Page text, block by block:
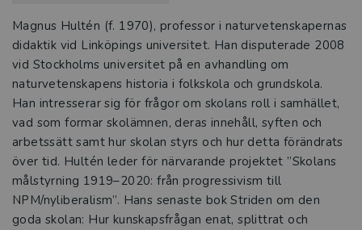
Magnus Hultén (f. 1970), professor i naturvetenskapernas
didaktik vid Linköpings universitet. Han disputerade 2008
vid Stockholms universitet på en avhandling om
naturvetenskapens historia i folkskola och grundskola.
Han intresserar sig för frågor om skolans roll i samhället,
vad som formar skolämnen, deras innehåll, syften och
arbetssätt samt hur skolan styrs och hur detta förändrats
över tid. Hultén leder för närvarande projektet ”Skolans
målstyrning 1919–2020: från progressivism till
NPM/nyliberalism”. Hans senaste bok Striden om den
goda skolan: Hur kunskapsfrågan enat, splittrat och